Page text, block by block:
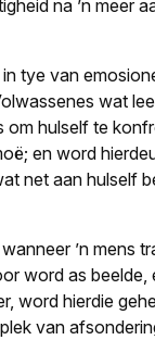
na ’n meer
tye van
wat
om hulself te
en word
net aan hulself
’n mens
word as beelde,
word hierdie
van